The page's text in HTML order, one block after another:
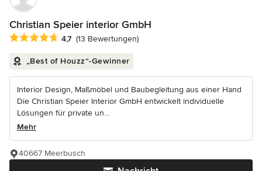
Christian Speier interior GmbH
Durchschnittliche Bewertung: 4.7 von 5 Sternen
4,7 (13 Bewertungen)
„Best of Houzz“-Gewinner
Interior Design, Maßmöbel und Baubegleitung aus einer Hand
Die Christian Speier Interior GmbH entwickelt individuelle
Lösungen für private un...
Mehr
40667 Meerbusch